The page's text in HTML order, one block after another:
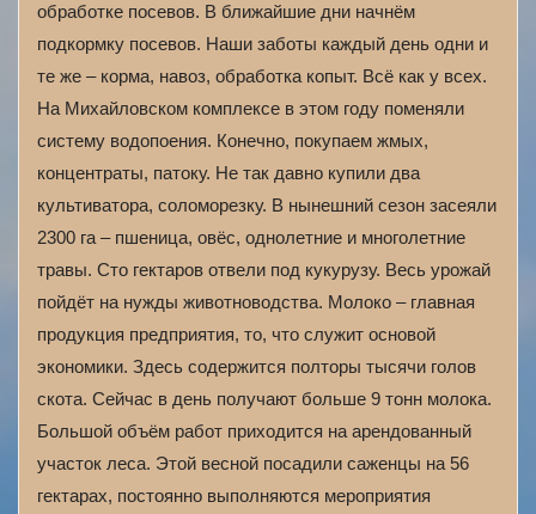
обработке посевов. В ближайшие дни начнём
подкормку посевов. Наши заботы каждый день одни и
те же – корма, навоз, обработка копыт. Всё как у всех.
На Михайловском комплексе в этом году поменяли
систему водопоения. Конечно, покупаем жмых,
концентраты, патоку. Не так давно купили два
культиватора, соломорезку. В нынешний сезон засеяли
2300 га – пшеница, овёс, однолетние и многолетние
травы. Сто гектаров отвели под кукурузу. Весь урожай
пойдёт на нужды животноводства. Молоко – главная
продукция предприятия, то, что служит основой
экономики. Здесь содержится полторы тысячи голов
скота. Сейчас в день получают больше 9 тонн молока.
Большой объём работ приходится на арендованный
участок леса. Этой весной посадили саженцы на 56
гектарах, постоянно выполняются мероприятия